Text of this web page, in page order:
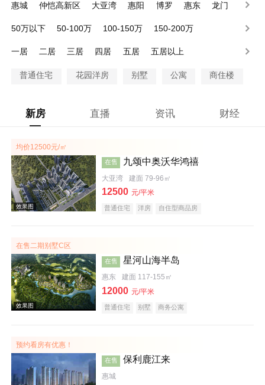
惠城 仲恺高新区 大亚湾 惠阳 博罗 惠东 龙门
50万以下 50-100万 100-150万
150-200万
一居
二居 三居 四居 五居 五居以上
普通住宅 花园洋房 别墅 公寓 商住楼
新房 直播 资讯 财经
均价12500元/㎡
效果图
在售 九颂中奥沃华鸿禧
大亚湾 建面 79-96㎡
12500 元/平米
普通住宅 洋房 自住型商品房
在售二期别墅C区
在售 星河山海半岛
惠东 建面 117-155㎡
12000 元/平米
普通住宅 别墅 商务公寓
预约看房有优惠！
在售 保利鹿江来
惠城